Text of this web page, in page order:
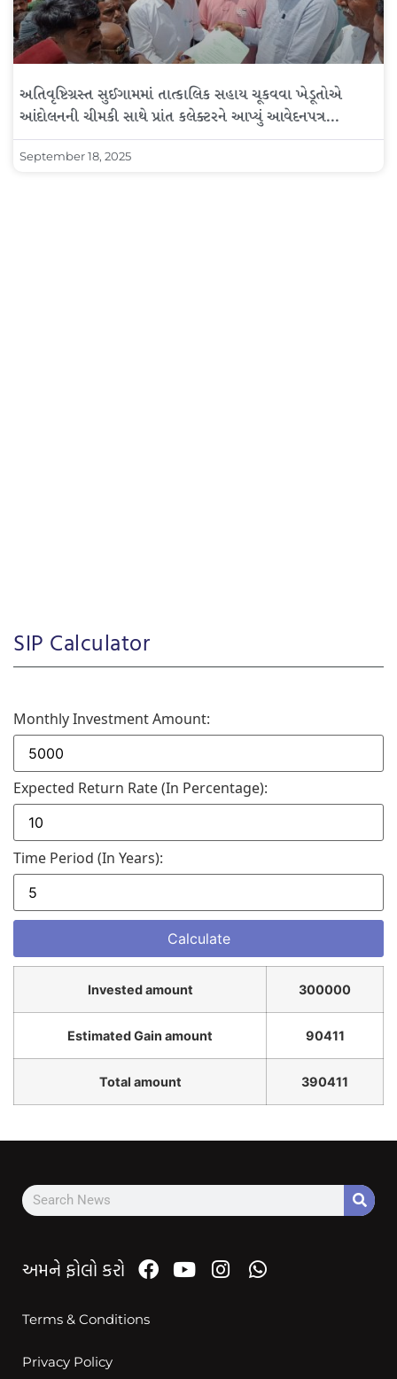
અતિવૃષ્ટિગ્રસ્ત સુઈગામમાં તાત્કાલિક સહાય ચૂકવવા ખેડૂતોએ
આંદોલનની ચીમકી સાથે પ્રાંત કલેક્ટરને આપ્યું આવેદનપત્ર…
September 18, 2025
SIP Calculator
Monthly Investment Amount:
Expected Return Rate (in Percentage):
Time Period (in Years):
Invested amount 300000
Estimated Gain amount 90411
Total amount 390411
અમને ફોલો કરો
Terms & Conditions
Privacy Policy